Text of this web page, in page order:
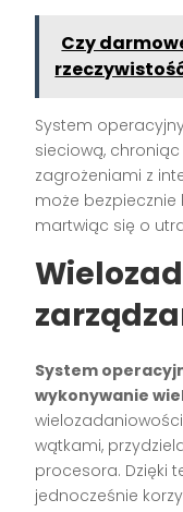
Czy
System
sieciową,
zagrożeniami z
może bezpiecznie
martwiąc się o
System
wykonywanie
wątkami,
procesora. Dzięki
jednocześnie